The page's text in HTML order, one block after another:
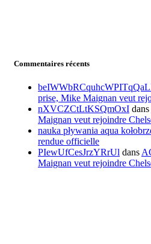
Commentaires récents
prise, Mike Maignan veut
nXVCZCtLtKSQmOxI dans
Maignan veut rejoindre
nauka pływania aqua
rendue officielle
PIewUfCesJrzYRrUl dans
Maignan veut rejoindre